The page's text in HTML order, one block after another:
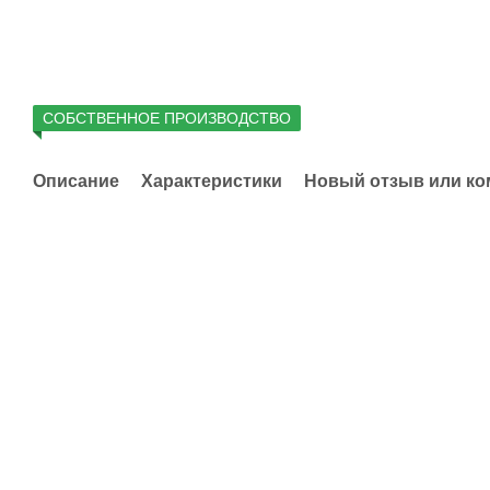
СОБСТВЕННОЕ ПРОИЗВОДСТВО
Описание Характеристики Новый отзыв или